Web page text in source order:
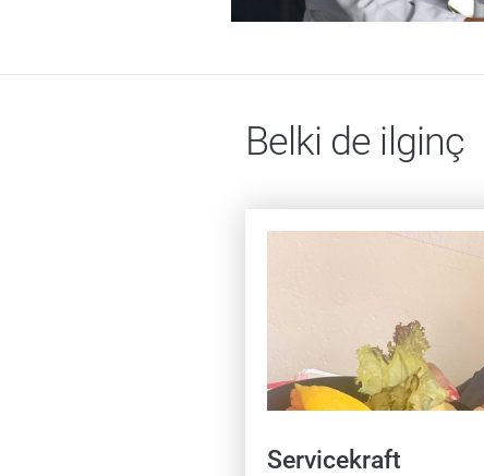
Belki de ilginç
Servicekraft